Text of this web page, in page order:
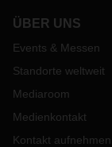
ÜBER UNS
Events & Messen
Standorte weltweit
Mediaroom
Medienkontakt
Kontakt aufnehmen